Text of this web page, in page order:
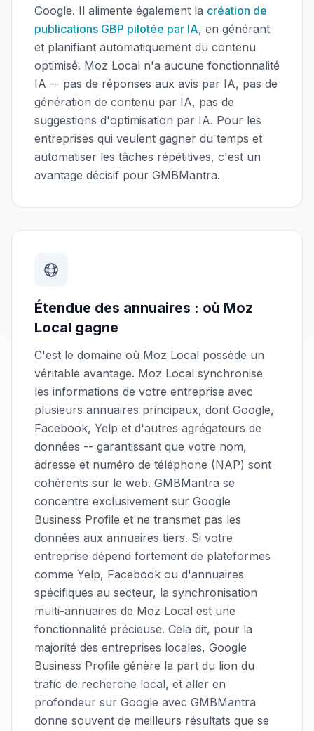
Google. Il alimente également la création de
publications GBP pilotée par IA, en générant
et planifiant automatiquement du contenu
optimisé. Moz Local n'a aucune fonctionnalité
IA -- pas de réponses aux avis par IA, pas de
génération de contenu par IA, pas de
suggestions d'optimisation par IA. Pour les
entreprises qui veulent gagner du temps et
automatiser les tâches répétitives, c'est un
avantage décisif pour GMBMantra.
Étendue des annuaires : où Moz
Local gagne
C'est le domaine où Moz Local possède un
véritable avantage. Moz Local synchronise
les informations de votre entreprise avec
plusieurs annuaires principaux, dont Google,
Facebook, Yelp et d'autres agrégateurs de
données -- garantissant que votre nom,
adresse et numéro de téléphone (NAP) sont
cohérents sur le web. GMBMantra se
concentre exclusivement sur Google
Business Profile et ne transmet pas les
données aux annuaires tiers. Si votre
entreprise dépend fortement de plateformes
comme Yelp, Facebook ou d'annuaires
spécifiques au secteur, la synchronisation
multi-annuaires de Moz Local est une
fonctionnalité précieuse. Cela dit, pour la
majorité des entreprises locales, Google
Business Profile génère la part du lion du
trafic de recherche local, et aller en
profondeur sur Google avec GMBMantra
donne souvent de meilleurs résultats que se